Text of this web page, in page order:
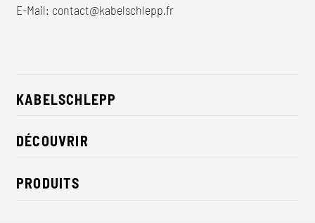
E-Mail: contact@kabelschlepp.fr
KABELSCHLEPP
À propos de nous
RSE / Durabilité
Contact
DÉCOUVRIR
Solutions pour l'industrie
Nouveautés
PRODUITS